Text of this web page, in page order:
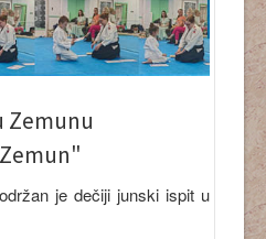
Zemunu
je dečiji junski ispit u